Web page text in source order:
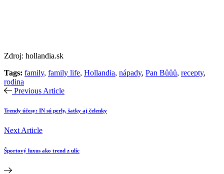
Zdroj: hollandia.sk
Tags: family, family life, Hollandia, nápady, Pan Bůůů, recepty,
rodina
Previous Article
Trendy účesy: IN sú perly, šatky aj čelenky
Next Article
Športový luxus ako trend z ulíc